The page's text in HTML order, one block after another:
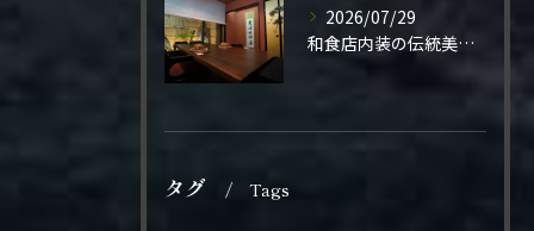
2026/07/29
和食店内装の伝統美と機能性
タグ Tags